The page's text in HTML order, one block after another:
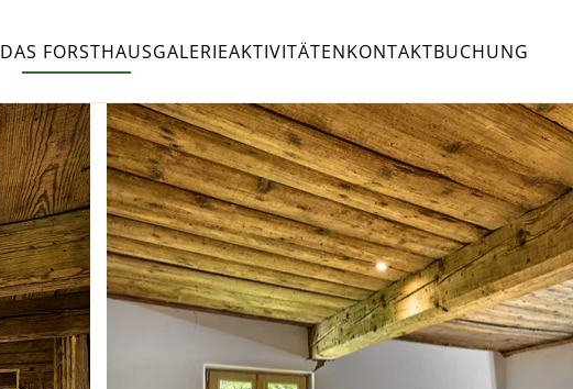
DAS FORSTHAUSGALERIEAKTIVITÄTENKONTAKTBUCHUNG